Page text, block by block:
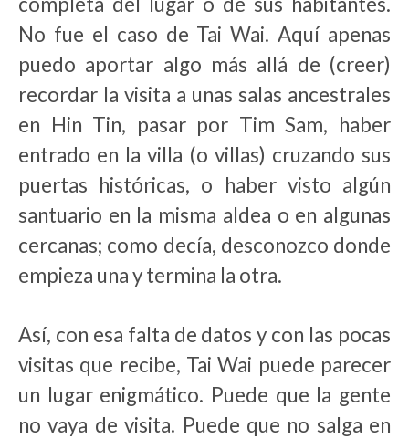
No fue el caso de Tai Wai. Aquí apenas
puedo aportar algo más allá de (creer)
recordar la visita a unas salas ancestrales
en Hin Tin, pasar por Tim Sam, haber
entrado en la villa (o villas) cruzando sus
puertas históricas, o haber visto algún
santuario en la misma aldea o en algunas
cercanas; como decía, desconozco donde
empieza una y termina la otra.
Así, con esa falta de datos y con las pocas
visitas que recibe, Tai Wai puede parecer
un lugar enigmático. Puede que la gente
no vaya de visita. Puede que no salga en